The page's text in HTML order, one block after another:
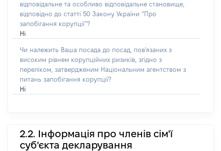
відповідальне та особливо відповідальне становище,
відповідно до статті 50 Закону України “Про
запобігання корупції”?
Ні
Чи належить Ваша посада до посад, пов'язаних з
високим рівнем корупційних ризиків, згідно з
переліком, затвердженим Національним агентством з
питань запобігання корупції?
Ні
2.2. Інформація про членів сім'ї
суб'єкта декларування